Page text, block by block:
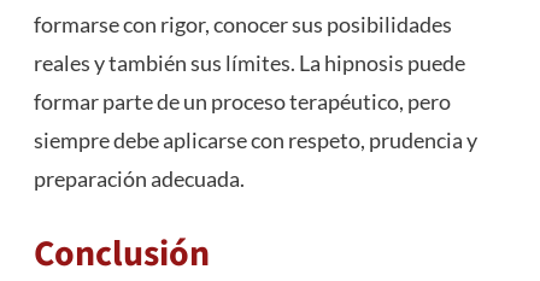
formarse con rigor, conocer sus posibilidades
reales y también sus límites. La hipnosis puede
formar parte de un proceso terapéutico, pero
siempre debe aplicarse con respeto, prudencia y
preparación adecuada.
Conclusión